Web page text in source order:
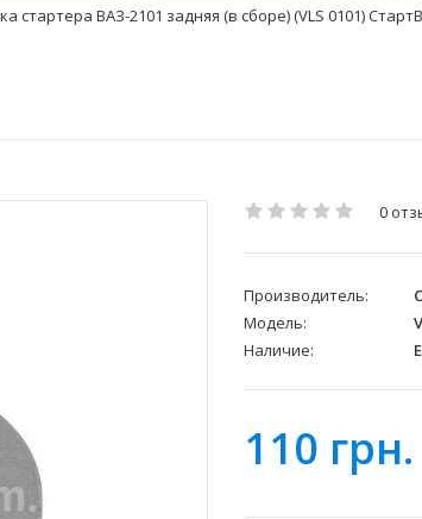
стартера ВАЗ-2101 задняя (в сборе) (VLS 0101)
0
Производитель:
Модель:
Наличие:
110 грн.